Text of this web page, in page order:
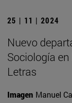
25 | 11 | 2024
Nuevo
Sociología
Letras
Imagen Manuel